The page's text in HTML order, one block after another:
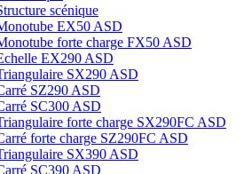
scénique
EX50 ASD
forte charge FX50 ASD
EX290 ASD
SX290 ASD
SZ290 ASD
SC300 ASD
forte charge SX290FC ASD
forte charge SZ290FC ASD
SX390 ASD
SC390 ASD